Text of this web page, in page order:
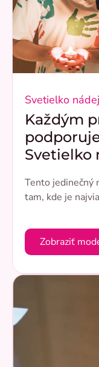
Svetielko
Každým
Svetielko
Tento jedinečný
tam, kde je
Zobraziť